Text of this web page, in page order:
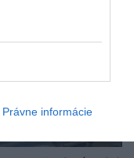
Právne informácie